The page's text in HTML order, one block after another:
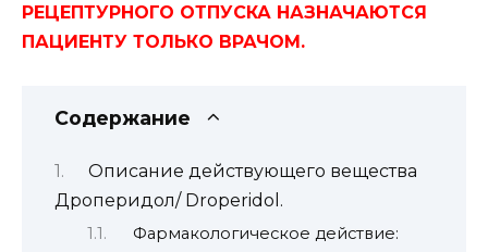
РЕЦЕПТУРНОГО ОТПУСКА НАЗНАЧАЮТСЯ
ПАЦИЕНТУ ТОЛЬКО ВРАЧОМ.
Содержание
Описание действующего вещества
Дроперидол/ Droperidol.
Фармакологическое действие: